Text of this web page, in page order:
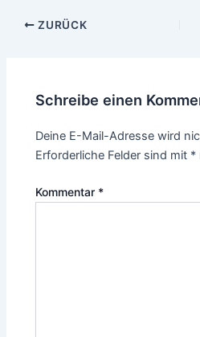
ZURÜCK
Schreibe einen
Deine E-Mail-Adresse wird
Erforderliche Felder sind mit *
Kommentar *